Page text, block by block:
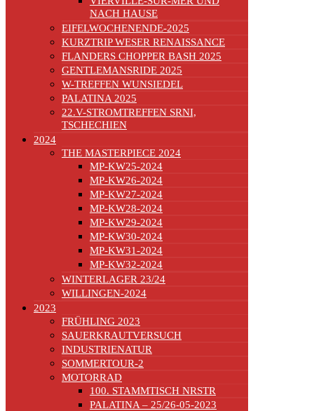
NACH HAUSE
EIFELWOCHENENDE-2025
KURZTRIP WESER RENAISSANCE
FLANDERS CHOPPER BASH 2025
GENTLEMANSRIDE 2025
W-TREFFEN WUNSIEDEL
PALATINA 2025
22.V-STROMTREFFEN SRNI,
TSCHECHIEN
2024
THE MASTERPIECE 2024
MP-KW25-2024
MP-KW26-2024
MP-KW27-2024
MP-KW28-2024
MP-KW29-2024
MP-KW30-2024
MP-KW31-2024
MP-KW32-2024
WINTERLAGER 23/24
WILLINGEN-2024
2023
FRÜHLING 2023
SAUERKRAUTVERSUCH
INDUSTRIENATUR
SOMMERTOUR-2
MOTORRAD
100. STAMMTISCH NRSTR
PALATINA – 25/26-05-2023